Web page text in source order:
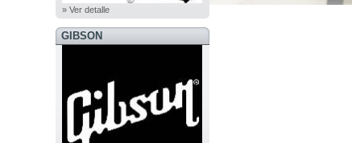
» Ver detalle
GIBSON